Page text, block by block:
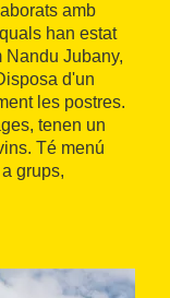
amb
han estat
Nandu Jubany,
d'un
les postres.
tenen un
Té menú
grups,